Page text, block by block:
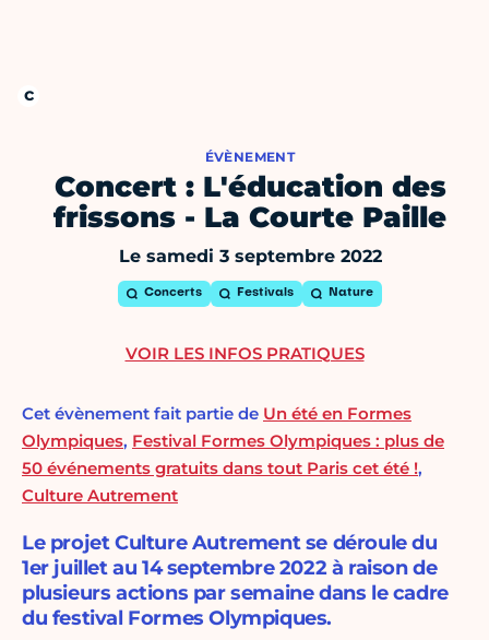
ÉVÈNEMENT
Concert : L'éducation des
frissons - La Courte Paille
Le samedi 3 septembre 2022
Concerts Festivals Nature
Cet évènement fait partie de Un été en Formes
Olympiques, Festival Formes Olympiques : plus de
50 événements gratuits dans tout Paris cet été !,
Culture Autrement
Le projet Culture Autrement se déroule du
1er juillet au 14 septembre 2022 à raison de
plusieurs actions par semaine dans le cadre
du festival Formes Olympiques.
VOIR LES INFOS PRATIQUES